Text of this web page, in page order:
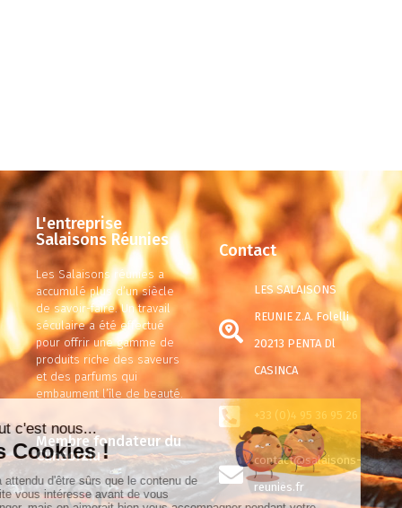
L'entreprise
Salaisons Réunies
Les Salaisons réunies a
accumulé plus d’un siècle
de savoir-faire. Un travail
séculaire a été effectué
pour offrir une gamme de
produits riche des saveurs
et des parfums qui
embaument l’île de beauté.
Membre fondateur du
Cunsorziu
Contact
LES SALAISONS
REUNIE Z.A. Folelli
20213 PENTA Dl
CASINCA
+33 (0)4 95 36 95 26
contact@salaisons-
reunies.fr